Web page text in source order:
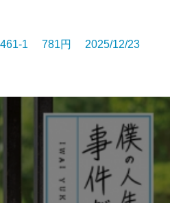
1 781円 2025/12/23